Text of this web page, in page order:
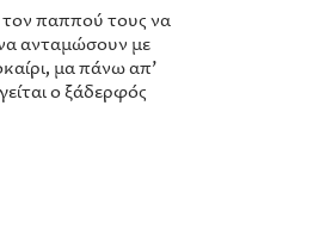
τον παππού τους να
να ανταμώσουν με
μα πάνω απ’
ο ξάδερφός